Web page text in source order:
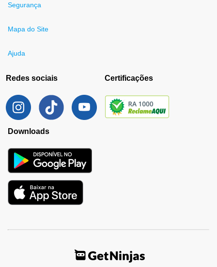
Segurança
Mapa do Site
Ajuda
Redes sociais Certificações
Downloads